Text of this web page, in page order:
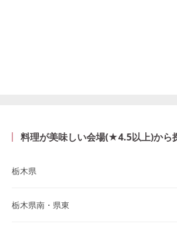
料理が美味しい会場(★4.5以上)から
栃木県
栃木県南・県東